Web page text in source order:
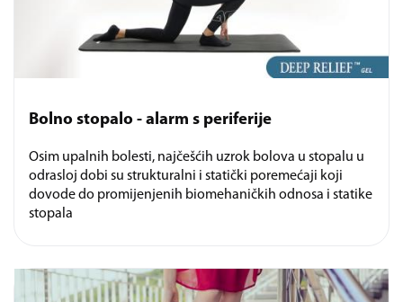
Bolno stopalo - alarm s periferije
Osim upalnih bolesti, najčešćih uzrok bolova u stopalu u
odrasloj dobi su strukturalni i statički poremećaji koji
dovode do promijenjenih biomehaničkih odnosa i statike
stopala